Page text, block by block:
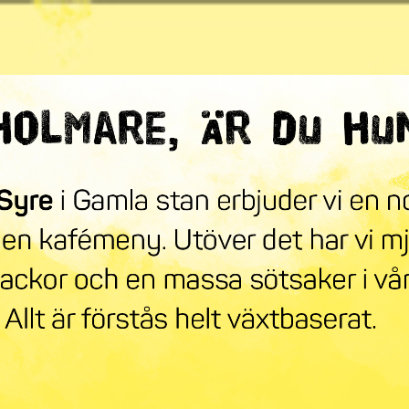
världen
Syre Play Nyhetsbrev Stöd oss Mer